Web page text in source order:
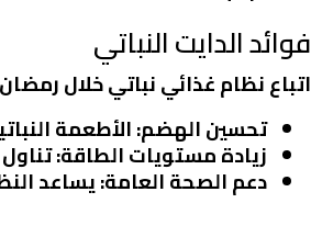
فوائد الدايت النباتي
اتباع نظام غذائي نباتي خلال
تحسين الهضم: الأطعمة
زيادة مستويات الطاقة:
دعم الصحة العامة: يساعد